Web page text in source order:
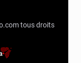
tous droits